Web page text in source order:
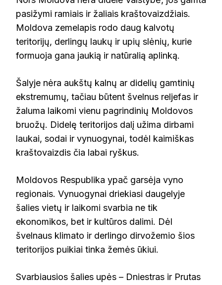
pasižymi ramiais ir žaliais kraštovaizdžiais.
Moldova zemelapis rodo daug kalvotų
teritorijų, derlingų laukų ir upių slėnių, kurie
formuoja gana jaukią ir natūralią aplinką.
Šalyje nėra aukštų kalnų ar didelių gamtinių
ekstremumų, tačiau būtent švelnus reljefas ir
žaluma laikomi vienu pagrindinių Moldovos
bruožų. Didelę teritorijos dalį užima dirbami
laukai, sodai ir vynuogynai, todėl kaimiškas
kraštovaizdis čia labai ryškus.
Moldovos Respublika ypač garsėja vyno
regionais. Vynuogynai driekiasi daugelyje
šalies vietų ir laikomi svarbia ne tik
ekonomikos, bet ir kultūros dalimi. Dėl
švelnaus klimato ir derlingo dirvožemio šios
teritorijos puikiai tinka žemės ūkiui.
Svarbiausios šalies upės – Dniestras ir Prutas